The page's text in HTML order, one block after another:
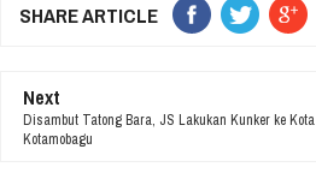
SHARE ARTICLE
Next
Disambut Tatong Bara, JS Lakukan Kunker ke Kota
Kotamobagu